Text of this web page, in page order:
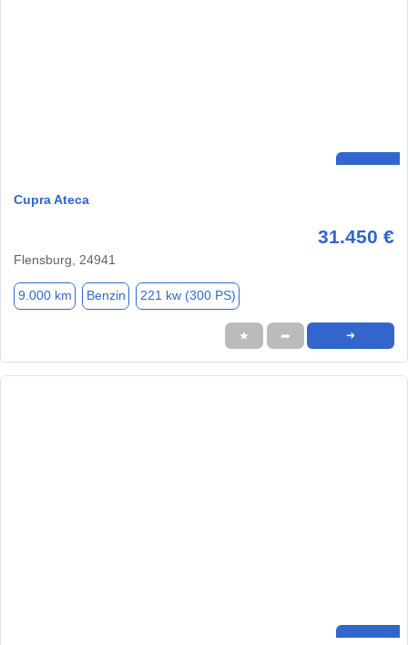
Cupra Ateca
31.450 €
Flensburg, 24941
9.000 km Benzin 221 kw (300 PS)
★ ➦ ➜